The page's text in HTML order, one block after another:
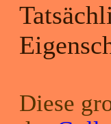
Diese